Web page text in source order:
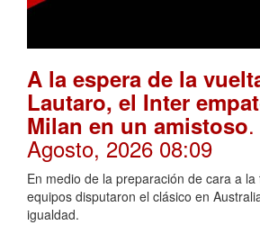
A la espera de la
Lautaro, el Inter
Milan en un amistoso
Agosto, 2026 08:09
En medio de la preparación de cara a
equipos disputaron el clásico en
igualdad.